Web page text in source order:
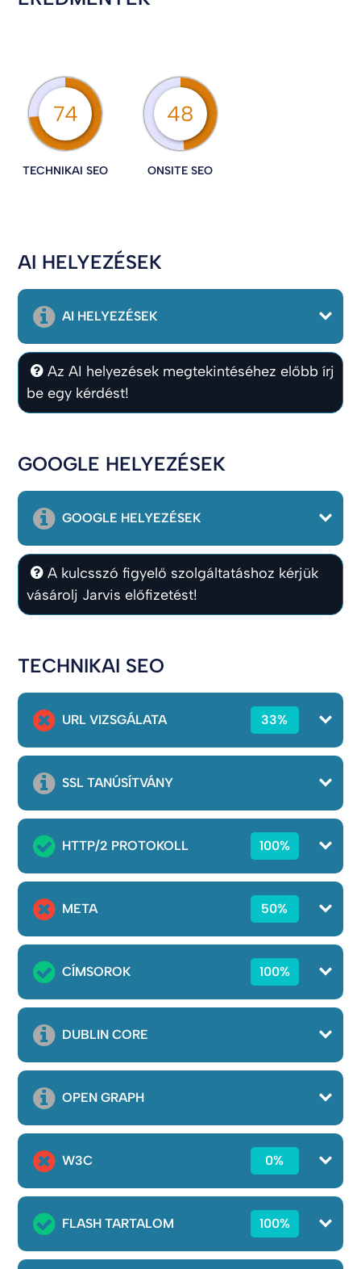
74
TECHNIKAI SEO
48
ONSITE SEO
AI HELYEZÉSEK
AI HELYEZÉSEK
Az AI helyezések megtekintéséhez előbb írj
be egy kérdést!
GOOGLE HELYEZÉSEK
GOOGLE HELYEZÉSEK
A kulcsszó figyelő szolgáltatáshoz kérjük
vásárolj Jarvis előfizetést!
TECHNIKAI SEO
URL VIZSGÁLATA 33%
SSL TANÚSÍTVÁNY
HTTP/2 PROTOKOLL 100%
META 50%
CÍMSOROK 100%
DUBLIN CORE
OPEN GRAPH
W3C 0%
FLASH TARTALOM 100%